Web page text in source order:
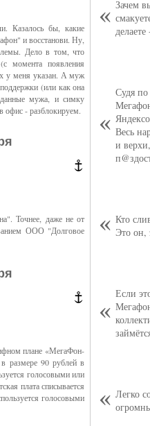
Казалось бы, какие
и восстанови. Ну,
Дело в том, что
момента появления
у меня указан. А муж
(или как она
мужа, и симку
офис - разблокируем.
Точнее, даже не от
ООО "Долговое
плане «МегаФон-
размере 90 рублей в
голосовыми или
плата списывается
голосовыми
Зачем
Судя
Весь
и
Кто
Это он,
Если
Легко